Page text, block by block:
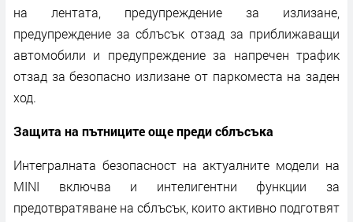
на лентата, предупреждение за излизане,
предупреждение за сблъсък отзад за приближаващи
автомобили и предупреждение за напречен трафик
отзад за безопасно излизане от паркоместа на заден
ход.
Защита на пътниците още преди сблъсъка
Интегралната безопасност на актуалните модели на
MINI включва и интелигентни функции за
предотвратяване на сблъсък, които активно подготвят